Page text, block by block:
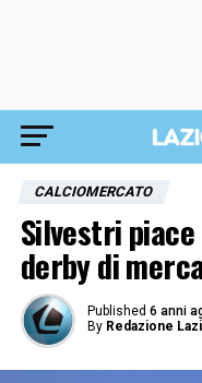
CALCIOMERCATO
Silvestri
derby di
Published 6 anni
By Redazione